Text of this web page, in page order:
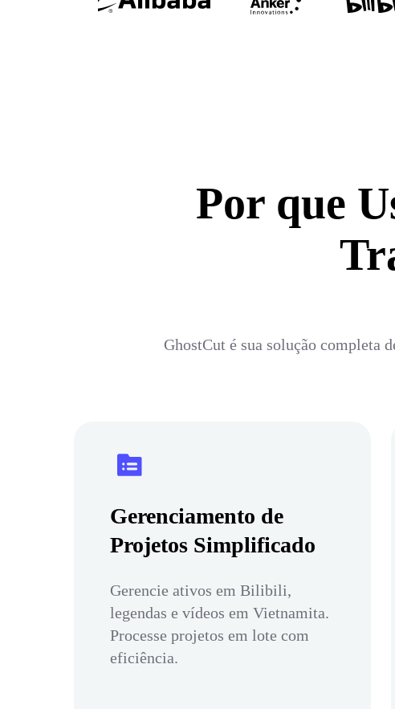
Por que
GhostCut é sua solução
Gerenciamento de
Projetos Simplificado
Gerencie ativos em Bilibili,
legendas e vídeos em Vietnamita.
Processe projetos em lote com
eficiência.